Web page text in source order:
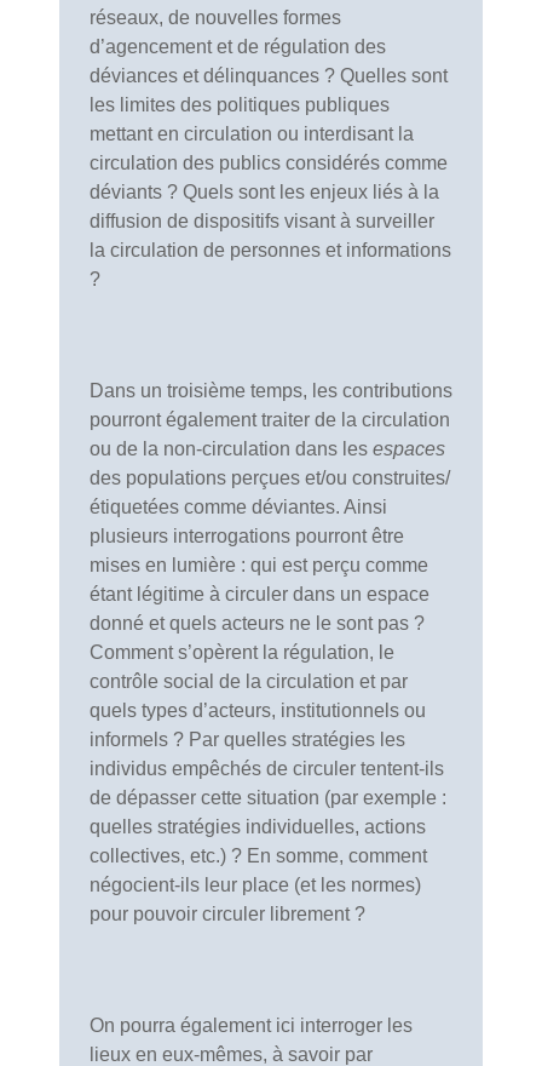
réseaux, de nouvelles formes
d’agencement et de régulation des
déviances et délinquances ? Quelles sont
les limites des politiques publiques
mettant en circulation ou interdisant la
circulation des publics considérés comme
déviants ? Quels sont les enjeux liés à la
diffusion de dispositifs visant à surveiller
la circulation de personnes et informations
?
Dans un troisième temps, les contributions
pourront également traiter de la circulation
ou de la non-circulation dans les espaces
des populations perçues et/ou construites/
étiquetées comme déviantes. Ainsi
plusieurs interrogations pourront être
mises en lumière : qui est perçu comme
étant légitime à circuler dans un espace
donné et quels acteurs ne le sont pas ?
Comment s’opèrent la régulation, le
contrôle social de la circulation et par
quels types d’acteurs, institutionnels ou
informels ? Par quelles stratégies les
individus empêchés de circuler tentent-ils
de dépasser cette situation (par exemple :
quelles stratégies individuelles, actions
collectives, etc.) ? En somme, comment
négocient-ils leur place (et les normes)
pour pouvoir circuler librement ?
On pourra également ici interroger les
lieux en eux-mêmes, à savoir par